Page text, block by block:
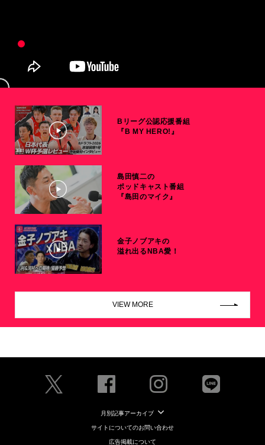
Bリーグ公認応援番組
『B MY HERO!』
島田慎二の
ポッドキャスト番組
『島田のマイク』
金子ノブアキの
溢れ出るNBA愛！
VIEW MORE
月別記事アーカイブ
サイトについてのお問い合わせ
広告掲載について